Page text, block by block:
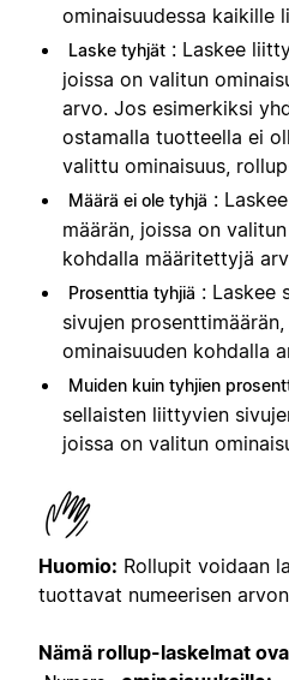
ominaisuudessa kaikille
Laske tyhjät : Laskee
joissa on valitun
arvo. Jos esimerkiksi
ostamalla tuotteella ei
valittu ominaisuus,
Määrä ei ole tyhjä :
määrän, joissa on
kohdalla määritettyjä
Prosenttia tyhjiä : Laskee
sivujen
ominaisuuden kohdalla
Muiden kuin tyhjien
sellaisten liittyvien
joissa on valitun
Huomio: Rollupit voidaan
tuottavat numeerisen
Nämä rollup-laskelmat